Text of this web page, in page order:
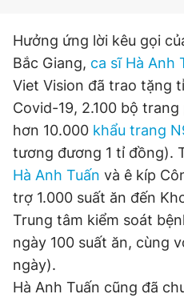
Hưởng ứng lời kêu gọi
Bắc Giang, ca sĩ Hà Anh
Viet Vision đã trao tặng
Covid-19, 2.100 bộ
hơn 10.000 khẩu trang
tương đương 1 tỉ đồng).
Hà Anh Tuấn và ê kíp
trợ 1.000 suất ăn đến
Trung tâm kiểm soát
ngày 100 suất ăn, cùng
ngày).
Hà Anh Tuấn cũng đã